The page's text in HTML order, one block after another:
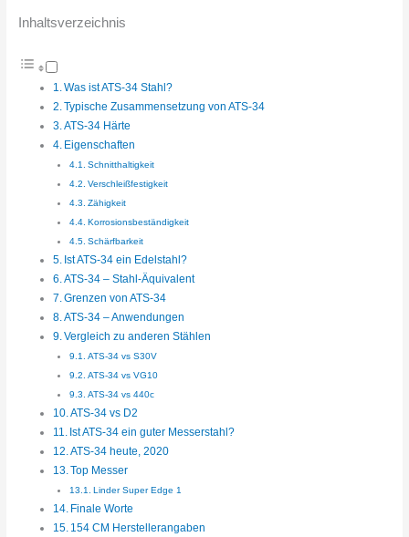
Inhaltsverzeichnis
Was ist ATS-34 Stahl?
Typische Zusammensetzung von ATS-34
ATS-34 Härte
Eigenschaften
Schnitthaltigkeit
Verschleißfestigkeit
Zähigkeit
Korrosionsbeständigkeit
Schärfbarkeit
Ist ATS-34 ein Edelstahl?
ATS-34 – Stahl-Äquivalent
Grenzen von ATS-34
ATS-34 – Anwendungen
Vergleich zu anderen Stählen
ATS-34 vs S30V
ATS-34 vs VG10
ATS-34 vs 440c
ATS-34 vs D2
Ist ATS-34 ein guter Messerstahl?
ATS-34 heute, 2020
Top Messer
Linder Super Edge 1
Finale Worte
154 CM Herstellerangaben